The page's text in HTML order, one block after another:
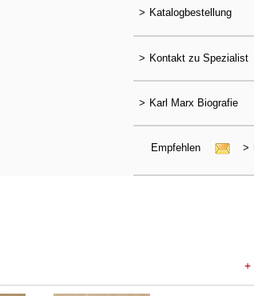
> Katalogbestellung
> Kontakt zu Spezialist
> Karl Marx Biografie
Empfehlen >
+